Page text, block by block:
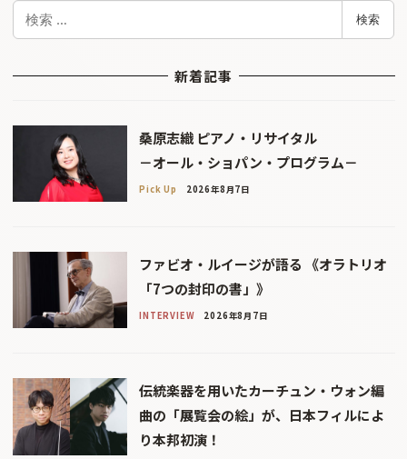
検
検索
新着記事
桑原志織 ピアノ・リサイタル
－オール・ショパン・プログラム－
Pick Up 2026年8月7日
ファビオ・ルイージが語る 《オラトリオ
「7つの封印の書」》
INTERVIEW 2026年8月7日
伝統楽器を用いたカーチュン・ウォン編
曲の「展覧会の絵」が、日本フィルによ
り本邦初演！